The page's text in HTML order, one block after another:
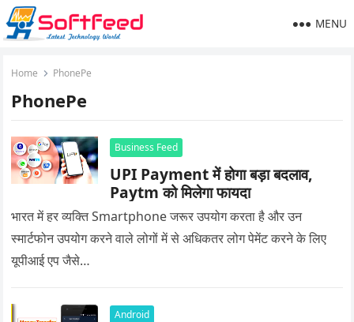
MENU
Home PhonePe
PhonePe
Business Feed
UPI Payment में होगा बड़ा बदलाव,
Paytm को मिलेगा फायदा
भारत में हर व्यक्ति Smartphone जरूर उपयोग करता है और उन
स्मार्टफोन उपयोग करने वाले लोगों में से अधिकतर लोग पेमेंट करने के लिए
यूपीआई एप जैसे…
Android